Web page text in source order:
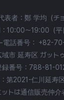
者：鄭 学均（チョ
10:00〜19:00（平
電話番号： +82-
市 延寿区 ガット
録番号：788-81-
第2021-仁川延寿
トは通信販売仲介